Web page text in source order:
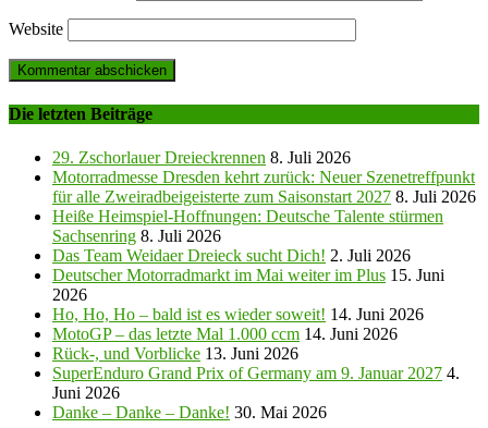
Website
Die letzten Beiträge
29. Zschorlauer Dreieckrennen 8. Juli 2026
Motorradmesse Dresden kehrt zurück: Neuer Szenetreffpunkt
für alle Zweiradbeigeisterte zum Saisonstart 2027 8. Juli 2026
Heiße Heimspiel-Hoffnungen: Deutsche Talente stürmen
Sachsenring 8. Juli 2026
Das Team Weidaer Dreieck sucht Dich! 2. Juli 2026
Deutscher Motorradmarkt im Mai weiter im Plus 15. Juni
2026
Ho, Ho, Ho – bald ist es wieder soweit! 14. Juni 2026
MotoGP – das letzte Mal 1.000 ccm 14. Juni 2026
Rück-, und Vorblicke 13. Juni 2026
SuperEnduro Grand Prix of Germany am 9. Januar 2027 4.
Juni 2026
Danke – Danke – Danke! 30. Mai 2026